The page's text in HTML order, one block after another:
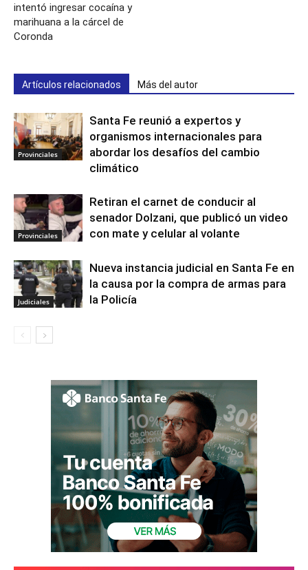
intentó ingresar cocaína y
marihuana a la cárcel de
Coronda
Artículos relacionados Más del autor
Provinciales
Santa Fe reunió a expertos y
organismos internacionales para
abordar los desafíos del cambio
climático
Provinciales
Retiran el carnet de conducir al
senador Dolzani, que publicó un video
con mate y celular al volante
Judiciales
Nueva instancia judicial en Santa Fe en
la causa por la compra de armas para
la Policía